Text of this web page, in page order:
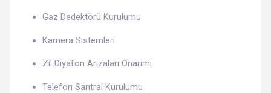
Gaz Dedektörü Kurulumu
Kamera Sistemleri
Zil Diyafon Arızaları Onarımı
Telefon Santral Kurulumu